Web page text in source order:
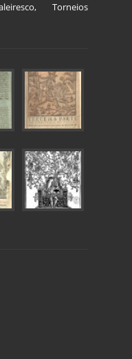
Torneios